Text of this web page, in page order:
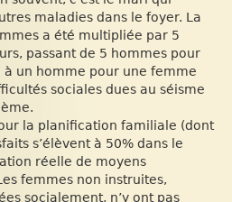
maladies dans le foyer. La
a été multipliée par 5
passant de 5 hommes pour
un homme pour une femme
sociales dues au séisme
la planification familiale (dont
s’élèvent à 50% dans le
réelle de moyens
femmes non instruites,
socialement, n’y ont pas